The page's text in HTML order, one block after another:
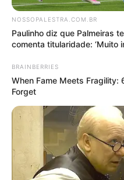
Notícias Palmeiras Alviverde
Verdão